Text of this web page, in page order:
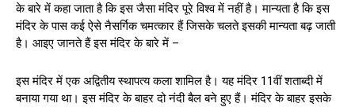
के बारे में कहा जाता है कि इस जैसा मंदिर पूरे विश्व में नहीं है। मान्यता है कि इस
मंदिर के पास कई ऐसे नैसर्गिक चमत्कार हैं जिसके चलते इसकी मान्यता बढ़ जाती
है। आइए जानते हैं इस मंदिर के बारे में –
इस मंदिर में एक अद्वितीय स्थापत्य कला शामिल है। यह मंदिर 11वीं शताब्दी में
बनाया गया था। इस मंदिर के बाहर दो नंदी बैल बने हुए हैं। मंदिर के बाहर इसके